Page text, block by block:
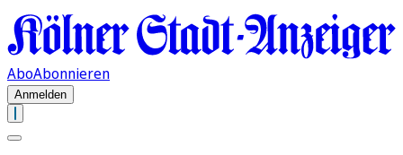
AboAbonnieren
Anmelden